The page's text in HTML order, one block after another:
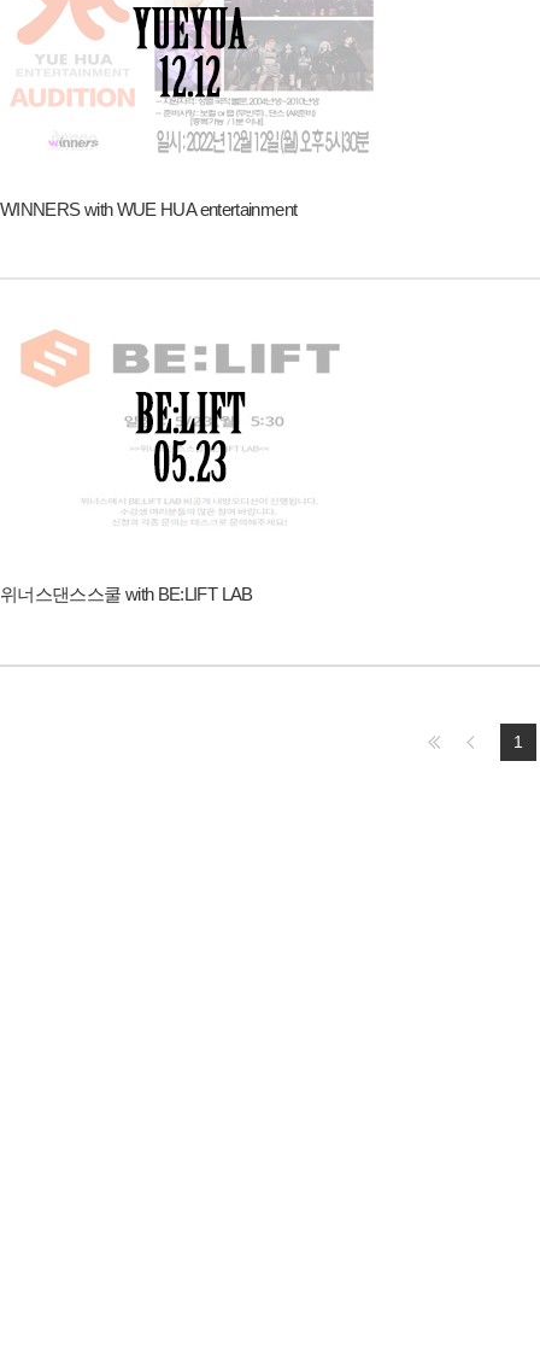
WINNERS with WUE HUA entertainment
위너스댄스스쿨 with BE:LIFT LAB
1